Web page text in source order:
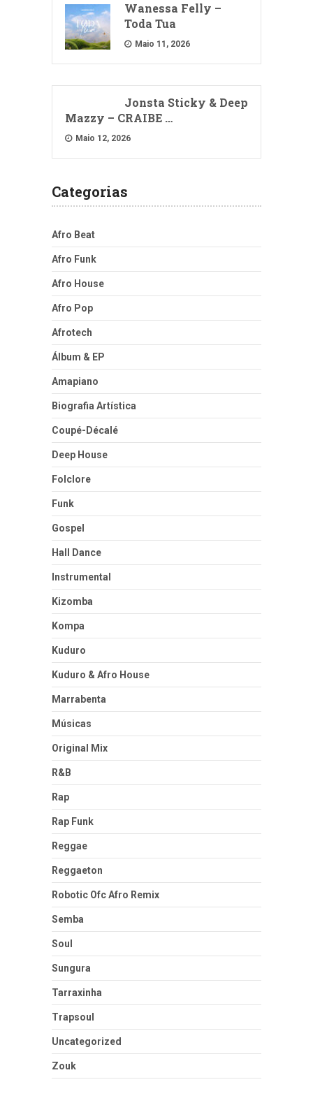
Wanessa Felly –
Toda Tua
Maio 11, 2026
Jonsta Sticky & Deep
Mazzy – CRAIBE …
Maio 12, 2026
Categorias
Afro Beat
Afro Funk
Afro House
Afro Pop
Afrotech
Álbum & EP
Amapiano
Biografia Artística
Coupé-Décalé
Deep House
Folclore
Funk
Gospel
Hall Dance
Instrumental
Kizomba
Kompa
Kuduro
Kuduro & Afro House
Marrabenta
Músicas
Original Mix
R&B
Rap
Rap Funk
Reggae
Reggaeton
Robotic Ofc Afro Remix
Semba
Soul
Sungura
Tarraxinha
Trapsoul
Uncategorized
Zouk